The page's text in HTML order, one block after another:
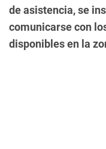
de asistencia, se
comunicarse con
disponibles en la